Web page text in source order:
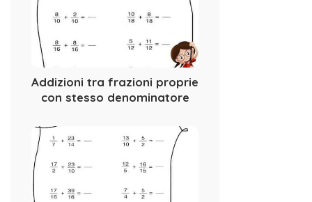
Addizioni tra frazioni proprie
con stesso denominatore